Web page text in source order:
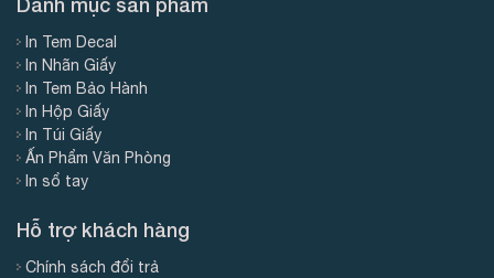
In Tem Decal
In Nhãn Giấy
In Tem Bảo Hành
In Hộp Giấy
In Túi Giấy
Ấn Phẩm Văn Phòng
In sổ tay
Hỗ trợ khách hàng
Chính sách đổi trả